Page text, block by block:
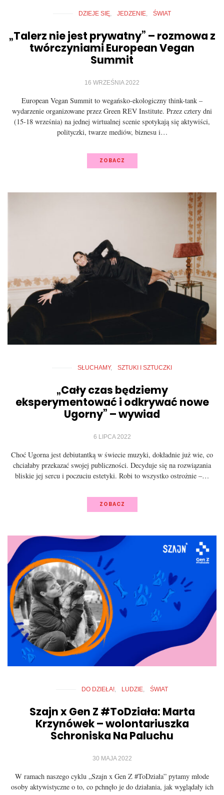
DZIEJE SIĘ JEDZENIE ŚWIAT
„Talerz nie jest prywatny” – rozmowa z
twórczyniami European Vegan
Summit
16 WRZEŚNIA 2022
European Vegan Summit to wegańsko-ekologiczny think-tank –
wydarzenie organizowane przez Green REV Institute. Przez cztery dni
(15-18 września) na jednej wirtualnej scenie spotykają się aktywiści,
polityczki, twarze mediów, biznesu i…
ZOBACZ
SŁUCHAMY SZTUKI I SZTUCZKI
„Cały czas będziemy
eksperymentować i odkrywać nowe
Ugorny” – wywiad
6 LIPCA 2022
Choć Ugorna jest debiutantką w świecie muzyki, dokładnie już wie, co
chciałaby przekazać swojej publiczności. Decyduje się na rozwiązania
bliskie jej sercu i poczuciu estetyki. Robi to wszystko ostrożnie –…
ZOBACZ
DO DZIEŁA! LUDZIE ŚWIAT
Szajn x Gen Z #ToDziała: Marta
Krzynówek – wolontariuszka
Schroniska Na Paluchu
30 MAJA 2022
W ramach naszego cyklu „Szajn x Gen Z #ToDziała” pytamy młode
osoby aktywistyczne o to, co pchnęło je do działania, jak wyglądały ich